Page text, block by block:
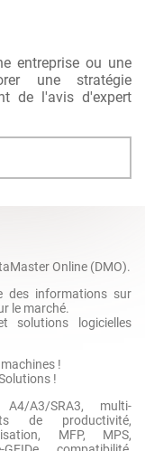
entreprise ou une
une stratégie
de l'avis d'expert
Online (DMO).
des informations sur
le marché.
solutions logicielles
!
!
A4/A3/SRA3, multi-
de productivité,
MFP, MPS,